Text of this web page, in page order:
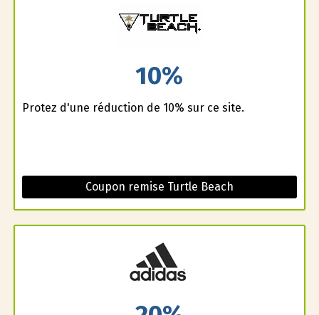
10%
Profitez d'une réduction de 10% sur ce site.
Coupon remise Turtle Beach